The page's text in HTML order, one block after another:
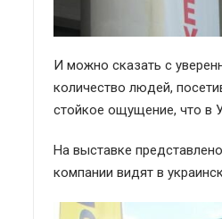
И можно сказать с
количество людей,
стойкое ощущение, что в
На выставке
компании видят в